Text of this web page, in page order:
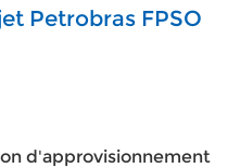
Petrobras FPSO
d'approvisionnement